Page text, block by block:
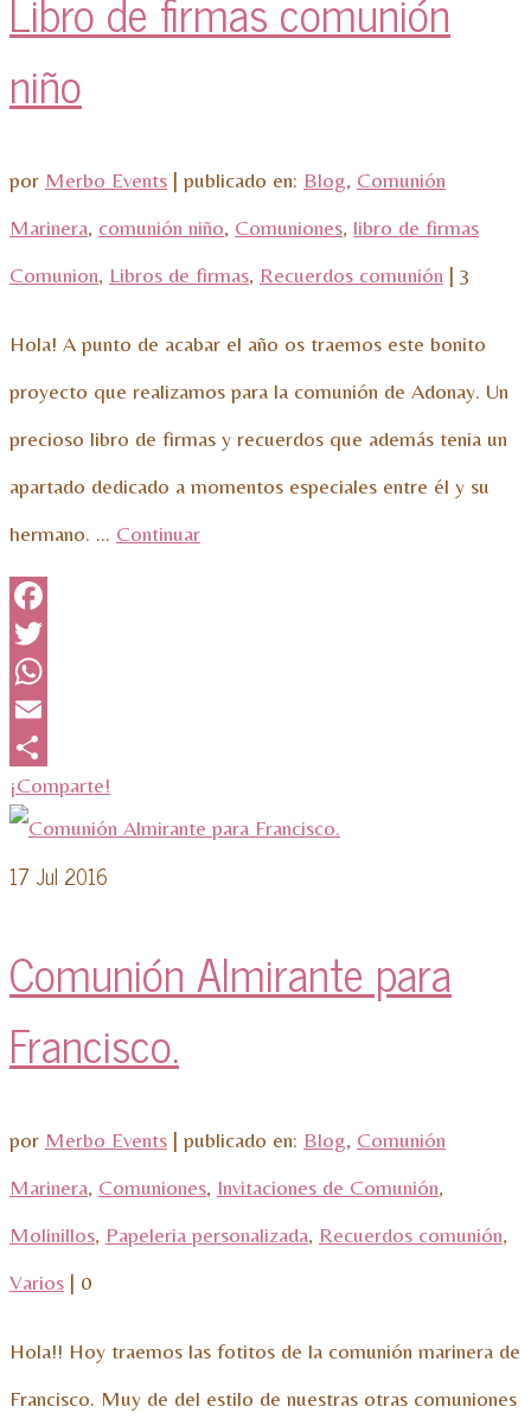
niño
por Merbo Events | publicado en: Blog, Comunión
Marinera, comunión niño, Comuniones, libro de firmas
Comunion, Libros de firmas, Recuerdos comunión | 3
Hola! A punto de acabar el año os traemos este bonito
proyecto que realizamos para la comunión de Adonay. Un
precioso libro de firmas y recuerdos que además tenia un
apartado dedicado a momentos especiales entre él y su
hermano. … Continuar
Facebook
Twitter
WhatsApp
Email
¡Comparte!
17 Jul 2016
Comunión Almirante para
Francisco.
por Merbo Events | publicado en: Blog, Comunión
Marinera, Comuniones, Invitaciones de Comunión,
Molinillos, Papeleria personalizada, Recuerdos comunión,
Varios | 0
Hola!! Hoy traemos las fotitos de la comunión marinera de
Francisco. Muy de del estilo de nuestras otras comuniones